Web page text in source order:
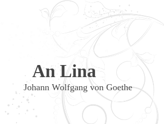
An Lina
Johann Wolfgang von Goethe